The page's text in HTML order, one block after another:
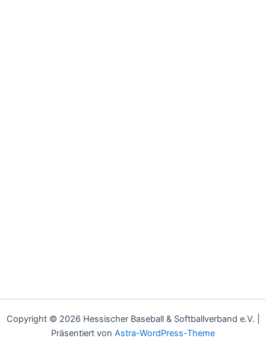
Copyright © 2026 Hessischer Baseball & Softballverband e.V. |
Präsentiert von Astra-WordPress-Theme